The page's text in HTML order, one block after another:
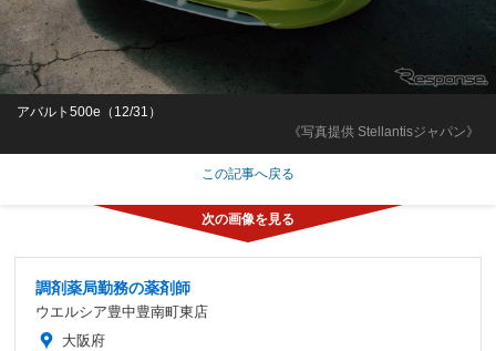
《写真提供 Stellantisジャパン》
アバルト500e（12/31）
この記事へ戻る
調剤薬局勤務の薬剤師
ウエルシア豊中豊南町東店
大阪府